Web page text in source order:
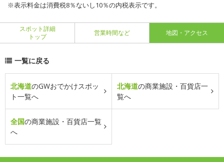
※表示料金は消費税8％ないし10％の内税表示です。
スポット詳細
トップ
営業時間など 地図・アクセス
一覧に戻る
北海道のGWおでかけスポッ
ト一覧へ
北海道の商業施設・百貨店一
覧へ
全国の商業施設・百貨店一覧
へ